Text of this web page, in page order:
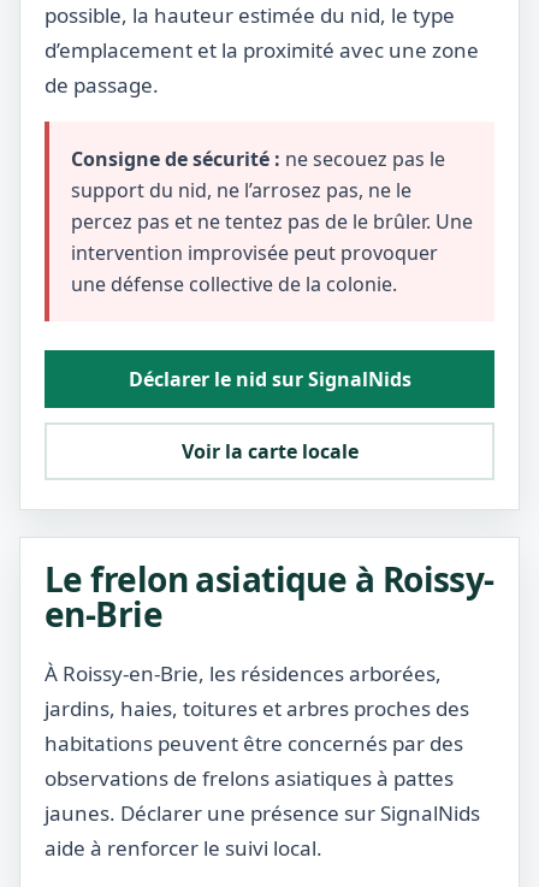
possible, la hauteur estimée du nid, le type
d’emplacement et la proximité avec une zone
de passage.
Consigne de sécurité : ne secouez pas le
support du nid, ne l’arrosez pas, ne le
percez pas et ne tentez pas de le brûler. Une
intervention improvisée peut provoquer
une défense collective de la colonie.
Déclarer le nid sur SignalNids
Voir la carte locale
Le frelon asiatique à Roissy-
en-Brie
À Roissy-en-Brie, les résidences arborées,
jardins, haies, toitures et arbres proches des
habitations peuvent être concernés par des
observations de frelons asiatiques à pattes
jaunes. Déclarer une présence sur SignalNids
aide à renforcer le suivi local.